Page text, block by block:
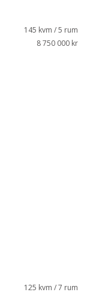
145 kvm / 5 rum
8 750 000 kr
125 kvm / 7 rum